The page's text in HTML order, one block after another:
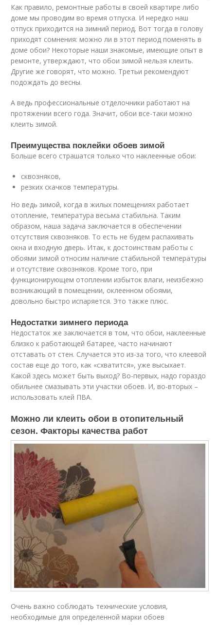
Как правило, ремонтные работы в своей квартире либо
доме мы проводим во время отпуска. И нередко наш
отпуск приходится на зимний период. Вот тогда в голову
приходят сомнения: можно ли в этот период поменять в
доме обои? Некоторые наши знакомые, имеющие опыт в
ремонте, утверждают, что обои зимой нельзя клеить.
Другие же говорят, что можно. Третьи рекомендуют
подождать до весны.
А ведь профессиональные отделочники работают на
протяжении всего года. Значит, обои все-таки можно
клеить зимой.
Преимущества поклейки обоев зимой
Больше всего страшатся только что наклеенные обои:
сквозняков,
резких скачков температуры.
Но ведь зимой, когда в жилых помещениях работает
отопление, температура весьма стабильна. Таким
образом, наша задача заключается в обеспечении
отсутствия сквозняков. То есть не будем распахивать
окна и входную дверь. Итак, к достоинствам работы с
обоями зимой относим наличие стабильной температуры
и отсутствие сквозняков. Кроме того, при
функционирующем отоплении избыток влаги, неизбежно
возникающий в помещении, оклеенном обоями,
довольно быстро испаряется. Это также плюс.
Недостатки зимнего периода
Недостаток же заключается в том, что обои, наклеенные
близко к работающей батарее, часто начинают
отставать от стен. Случается это из-за того, что клеевой
состав еще до того, как «схватится», уже высыхает.
Какой здесь может быть выход? Во-первых, надо гораздо
обильнее смазывать эти участки обоев. И, во-вторых –
использовать клей ПВА.
Можно ли клеить обои в отопительный
сезон. Факторы качества работ
Очень важно соблюдать технические условия,
необходимые для определенной марки обоев